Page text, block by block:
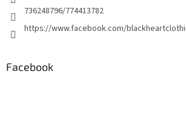
736248796/774413782
https://www.facebook.com/
Facebook